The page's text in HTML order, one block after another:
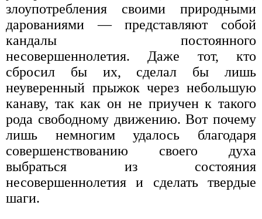
злоупотребления своими природными
дарованиями — представляют собой
кандалы постоянного
несовершеннолетия. Даже тот, кто
сбросил бы их, сделал бы лишь
неуверенный прыжок через небольшую
канаву, так как он не приучен к такого
рода свободному движению. Вот почему
лишь немногим удалось благодаря
совершенствованию своего духа
выбраться из состояния
несовершеннолетия и сделать твердые
шаги.